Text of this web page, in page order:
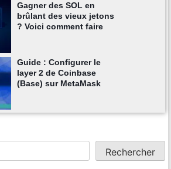
Gagner des SOL en
brûlant des vieux jetons
? Voici comment faire
Guide : Configurer le
layer 2 de Coinbase
(Base) sur MetaMask
Rechercher